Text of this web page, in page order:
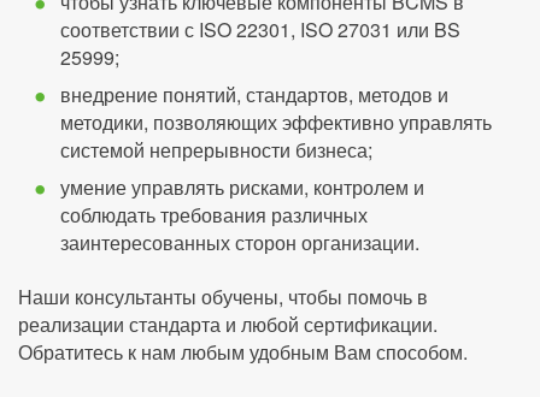
соответствии с ISO 22301, ISO 27031 или BS
25999;
внедрение понятий, стандартов, методов и
методики, позволяющих эффективно управлять
системой непрерывности бизнеса;
умение управлять рисками, контролем и
соблюдать требования различных
заинтересованных сторон организации.
Наши консультанты обучены, чтобы помочь в
реализации стандарта и любой сертификации.
Обратитесь к нам любым удобным Вам способом.